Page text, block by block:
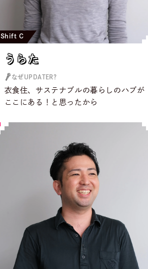
Shift C
うらた
うらた
なぜUPDATER?
衣食住、サステナブルの暮らしのハブが
ここにある！と思ったから